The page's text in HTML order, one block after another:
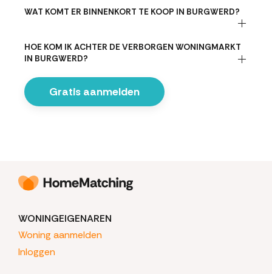
WAT KOMT ER BINNENKORT TE KOOP IN BURGWERD?
HOE KOM IK ACHTER DE VERBORGEN WONINGMARKT
IN BURGWERD?
Gratis aanmelden
WONINGEIGENAREN
Woning aanmelden
Inloggen